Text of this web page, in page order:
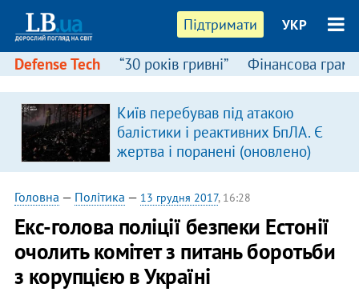
Підтримати УКР
Defense Tech “30 років гривні” Фінансова
Київ перебував під атакою
балістики і реактивних БпЛА. Є
жертва і поранені (оновлено)
Головна — Політика — 13 грудня 2017, 16:28
Екс-голова поліції безпеки Естонії
очолить комітет з питань боротьби
з корупцією в Україні